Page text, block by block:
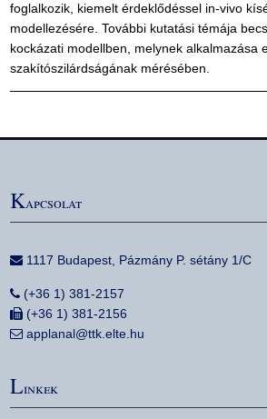
foglalkozik, kiemelt érdeklődéssel in-vivo
modellezésére. További kutatási témája
kockázati modellben, melynek alkalmazása
szakítószilárdságának mérésében.
Kapcsolat
1117 Budapest, Pázmány P. sétány 1/C
(+36 1) 381-2157
(+36 1) 381-2156
applanal@ttk.elte.hu
Linkek